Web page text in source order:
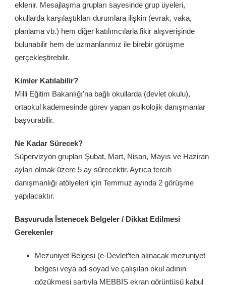
eklenir. Mesajlaşma grupları sayesinde grup üyeleri,
okullarda karşılaştıkları durumlara ilişkin (evrak, vaka,
planlama vb.) hem diğer katılımcılarla fikir alışverişinde
bulunabilir hem de uzmanlarımız ile birebir görüşme
gerçekleştirebilir.
Kimler Katılabilir?
Milli Eğitim Bakanlığı’na bağlı okullarda (devlet okulu),
ortaokul kademesinde görev yapan psikolojik danışmanlar
başvurabilir.
Ne Kadar Sürecek?
Süpervizyon grupları Şubat, Mart, Nisan, Mayıs ve Haziran
ayları olmak üzere 5 ay sürecektir. Ayrıca tercih
danışmanlığı atölyeleri için Temmuz ayında 2 görüşme
yapılacaktır.
Başvuruda İstenecek Belgeler / Dikkat Edilmesi
Gerekenler
Mezuniyet Belgesi (e-Devlet’ten alınacak mezuniyet
belgesi veya ad-soyad ve çalışılan okul adının
gözükmesi şartıyla MEBBİS ekran görüntüsü kabul